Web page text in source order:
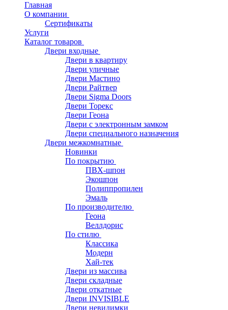
Главная
О компании
Сертификаты
Услуги
Каталог товаров
Двери входные
Двери в квартиру
Двери уличные
Двери Мастино
Двери Райтвер
Двери Sigma Doors
Двери Торекс
Двери Геона
Двери с электронным замком
Двери специального назначения
Двери межкомнатные
Новинки
По покрытию
ПВХ-шпон
Экошпон
Полиппропилен
Эмаль
По производителю
Геона
Веллдорис
По стилю
Классика
Модерн
Хай-тек
Двери из массива
Двери складные
Двери откатные
Двери INVISIBLE
Двери невидимки